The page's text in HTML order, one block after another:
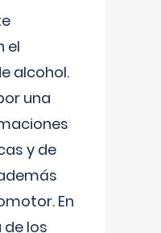
el
alcohol.
una
y de
En
los